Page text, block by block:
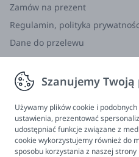
Zamów na prezent
Regulamin, polityka
Dane do przelewu
Zwroty, wymiana, reklamacja
Informacje
Program lojalnościowy
FAQ - najczęściej zadawane
Newsletter
Szanujemy
Używamy plików cookie i
ustawienia, prezentować
udostępniać funkcje związane z
cookie wykorzystujemy również do
sposobu korzystania z naszej